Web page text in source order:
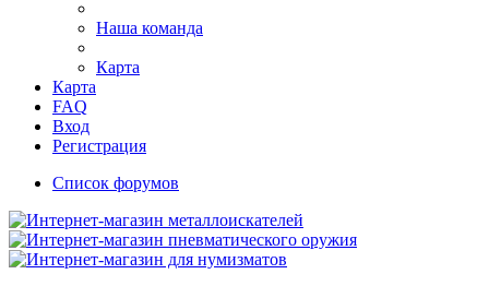
Наша команда
Карта
Карта
FAQ
Вход
Регистрация
Список форумов